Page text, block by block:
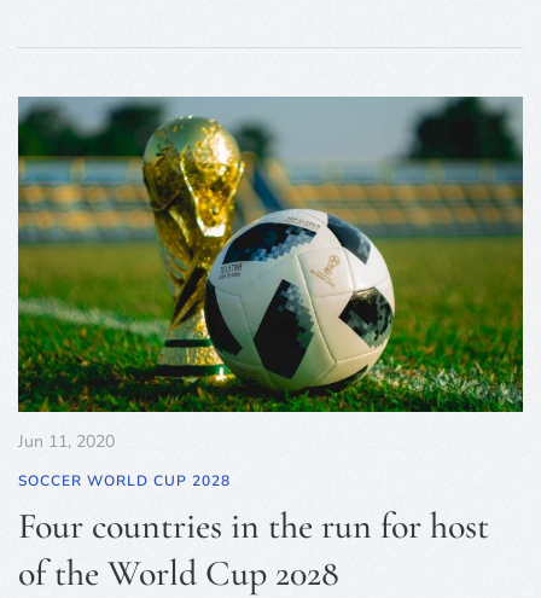
Jun 11, 2020
SOCCER WORLD CUP 2028
Four countries in the run for host
of the World Cup 2028